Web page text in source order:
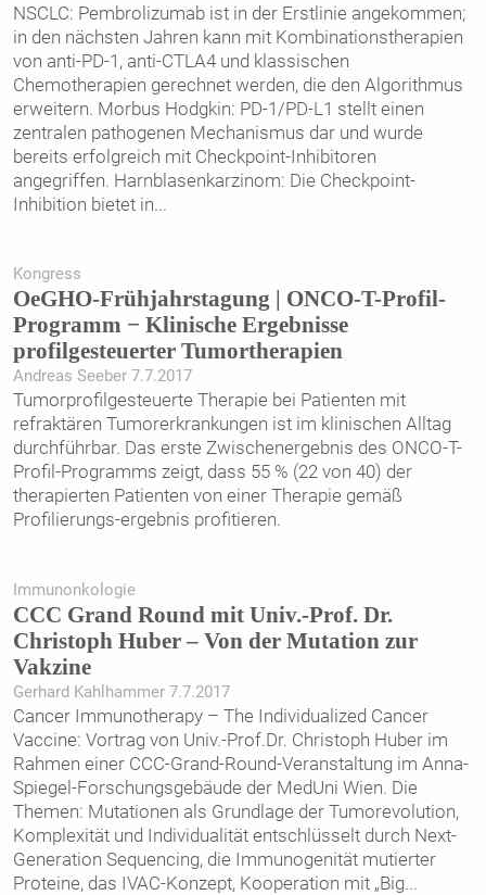
NSCLC: Pembrolizumab ist in der Erstlinie angekommen;
in den nächsten Jahren kann mit Kombinationstherapien
von anti-PD-1, anti-CTLA4 und klassischen
Chemotherapien gerechnet werden, die den Algorithmus
erweitern. Morbus Hodgkin: PD-1/PD-L1 stellt einen
zentralen pathogenen Mechanismus dar und wurde
bereits erfolgreich mit Checkpoint-Inhibitoren
angegriffen. Harnblasenkarzinom: Die Checkpoint-
Inhibition bietet in...
Kongress
OeGHO-Frühjahrstagung | ONCO-T-Profil-
Programm − Klinische Ergebnisse
profilgesteuerter Tumortherapien
Andreas Seeber 7.7.2017
Tumorprofilgesteuerte Therapie bei Patienten mit
refraktären Tumorerkrankungen ist im klinischen Alltag
durchführbar. Das erste Zwischenergebnis des ONCO-T-
Profil-Programms zeigt, dass 55 % (22 von 40) der
therapierten Patienten von einer Therapie gemäß
Profilierungs-ergebnis profitieren.
Immunonkologie
CCC Grand Round mit Univ.-Prof. Dr.
Christoph Huber – Von der Mutation zur
Vakzine
Gerhard Kahlhammer 7.7.2017
Cancer Immunotherapy – The Individualized Cancer
Vaccine: Vortrag von Univ.-Prof.Dr. Christoph Huber im
Rahmen einer CCC-Grand-Round-Veranstaltung im Anna-
Spiegel-Forschungsgebäude der MedUni Wien. Die
Themen: Mutationen als Grundlage der Tumorevolution,
Komplexität und Individualität entschlüsselt durch Next-
Generation Sequencing, die Immunogenität mutierter
Proteine, das IVAC-Konzept, Kooperation mit „Big...